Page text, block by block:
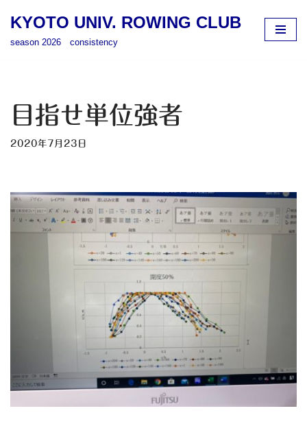
ツ
へ
KYOTO UNIV. ROWING CLUB
season 2026 consistency
目指せ単位強者
2020年7月23日